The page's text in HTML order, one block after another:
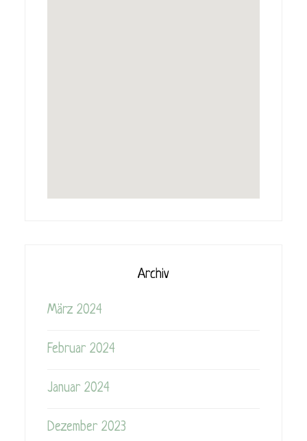
Archiv
März 2024
Februar 2024
Januar 2024
Dezember 2023